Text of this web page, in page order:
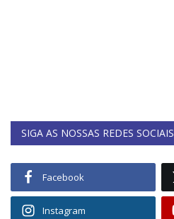
SIGA AS NOSSAS REDES SOCIAIS
Facebook
Instagram